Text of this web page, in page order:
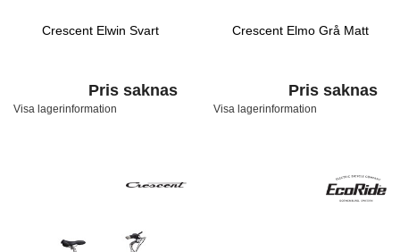
Crescent Elwin Svart
Pris saknas
Visa lagerinformation
Crescent Elmo Grå Matt
Pris saknas
Visa lagerinformation